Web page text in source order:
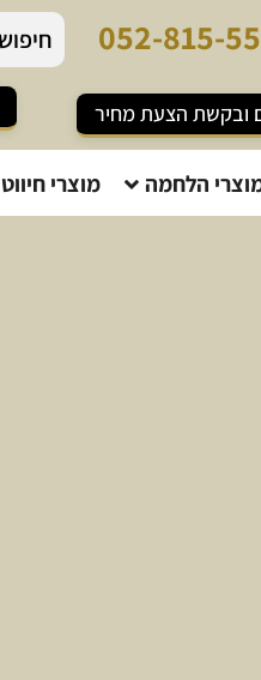
052-815-55
ובקשת הצעת מחיר
הלחמה מוצרי חיווט